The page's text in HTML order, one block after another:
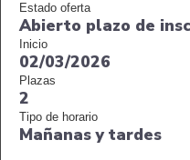
Estado oferta
Abierto plazo de
Inicio
02/03/2026
Plazas
2
Tipo de horario
Mañanas y tardes